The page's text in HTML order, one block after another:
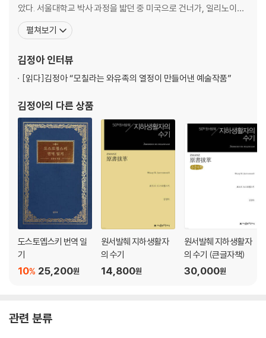
│ chapter 3 │ 콜롬비아가 낳은 위대한 예술가
콜롬비아 문학계의 대부, 가브리엘 가르시아 마르케스
│ chapter 4 │ 콜롬비아, 어디까지 가 봤니?
보테로박물관(Museo Botero)
엘도라도의 전설, 황금박물관(Museo del Oro)
지파키라 소금광산과 소금성당
몬세라테산(Mount Monserrate)
메데인(Medellin)
과타페의 돌(Penon de Guatape)
카르타헤나(Cartagena)
산타 마르타(Santa Marta)
바랑키야(Barranquilla)
산아구스틴고고학공원(San Agustin Archaeological Park)
오색강(Cano Cristales)
콜롬비아인
았다. 서울대학교 박사 과정을 밟던 중 미국으로 건너가, 일리노이대
학교 어배너 섐페인(University of Illinois at Urbana.Champaig
n) 대학원 슬라브어문학부에서 석사 학위를, 동 대학원에서 슬라브
문학을 부전공했다. 박사 학위
펼쳐보기
김정아인터뷰
[읽다]김정아 “모칠라는 와유족의 열정이 만들어낸 예술작품”
김정아의 다른 상품
도스토옙스키 번역 일
기
25,200원
10%
원서발췌 지하생활자
의 수기
14,800원
원서발췌 지하생활자
의 수기 (큰글자책)
30,000원
관련 분류